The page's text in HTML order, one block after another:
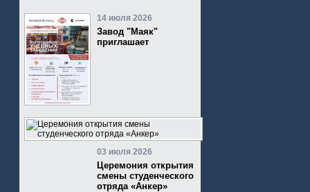
14 июля 2026
Завод "Маяк"
приглашает
03 июля 2026
Церемония открытия
смены студенческого
отряда «Анкер»